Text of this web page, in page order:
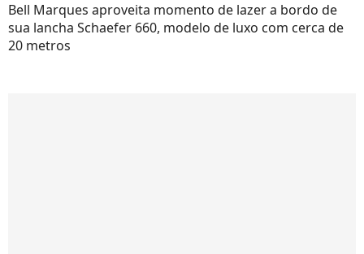
Bell Marques aproveita momento de lazer a bordo de
sua lancha Schaefer 660, modelo de luxo com cerca de
20 metros